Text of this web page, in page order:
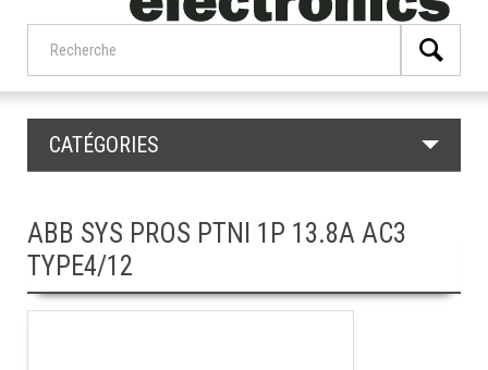
CATÉGORIES
ABB SYS PROS PTNI 1P 13.8A AC3
TYPE4/12